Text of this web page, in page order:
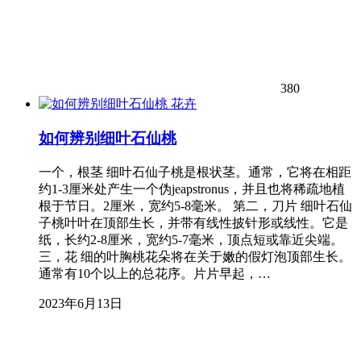
380
花卉
如何辨别细叶石仙桃
一个，根茎 细叶石仙子桃是根状茎。通常，它将在相距
约1-3厘米处产生一个伪jeapstronus，并且也将稀疏地植
根于节日。2厘米，宽约5-8毫米。 第二，刀片 细叶石仙
子桃叶叶在顶部生长，并带有线性披针形或线性。它是
纸，长约2-8厘米，宽约5-7毫米，顶点短或靠近尖端。
三，花 细的叶胸桃花朵将在关于嫩的假灯泡顶部生长。
通常有10个以上的总花序。片片早起，…
2023年6月13日